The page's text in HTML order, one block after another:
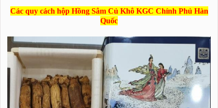
Các quy cách hộp Hồng Sâm Củ Khô KGC Chính Phủ Hàn
Quốc